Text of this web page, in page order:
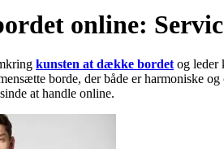
online:
kunsten at dække bordet og leder
borde, der både er harmoniske
at handle online.